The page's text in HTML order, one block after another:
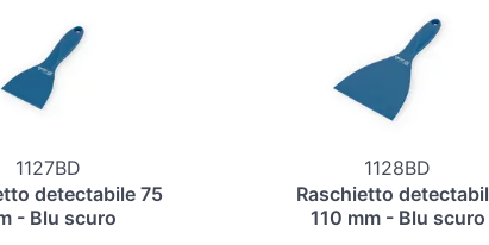
1127BD
detectabile 75
- Blu scuro
1128BD
Raschietto
110 mm - Blu scuro